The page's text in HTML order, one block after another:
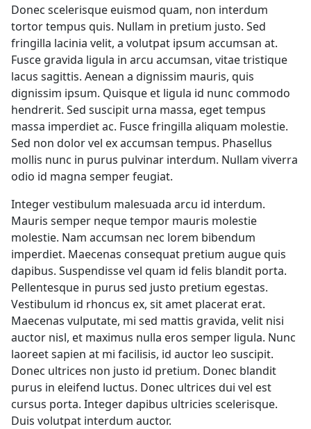
Donec scelerisque euismod quam, non interdum
tortor tempus quis. Nullam in pretium justo. Sed
fringilla lacinia velit, a volutpat ipsum accumsan at.
Fusce gravida ligula in arcu accumsan, vitae tristique
lacus sagittis. Aenean a dignissim mauris, quis
dignissim ipsum. Quisque et ligula id nunc commodo
hendrerit. Sed suscipit urna massa, eget tempus
massa imperdiet ac. Fusce fringilla aliquam molestie.
Sed non dolor vel ex accumsan tempus. Phasellus
mollis nunc in purus pulvinar interdum. Nullam viverra
odio id magna semper feugiat.
Integer vestibulum malesuada arcu id interdum.
Mauris semper neque tempor mauris molestie
molestie. Nam accumsan nec lorem bibendum
imperdiet. Maecenas consequat pretium augue quis
dapibus. Suspendisse vel quam id felis blandit porta.
Pellentesque in purus sed justo pretium egestas.
Vestibulum id rhoncus ex, sit amet placerat erat.
Maecenas vulputate, mi sed mattis gravida, velit nisi
auctor nisl, et maximus nulla eros semper ligula. Nunc
laoreet sapien at mi facilisis, id auctor leo suscipit.
Donec ultrices non justo id pretium. Donec blandit
purus in eleifend luctus. Donec ultrices dui vel est
cursus porta. Integer dapibus ultricies scelerisque.
Duis volutpat interdum auctor.